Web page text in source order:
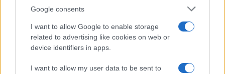
Google consents
I want to allow Google to enable storage
related to advertising like cookies on web or
device identifiers in apps.
I want to allow my user data to be sent to